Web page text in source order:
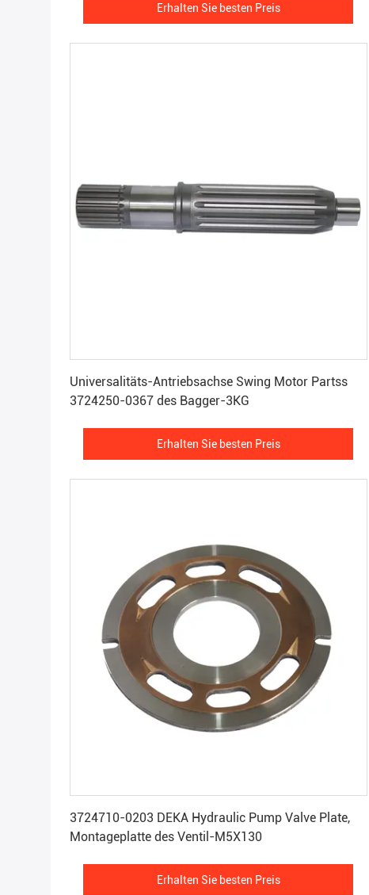
Erhalten Sie besten Preis
Universalitäts-Antriebsachse Swing Motor Partss
3724250-0367 des Bagger-3KG
Erhalten Sie besten Preis
3724710-0203 DEKA Hydraulic Pump Valve Plate,
Montageplatte des Ventil-M5X130
Erhalten Sie besten Preis